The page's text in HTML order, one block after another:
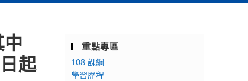
起
重點專區
108 課綱
學習歷程